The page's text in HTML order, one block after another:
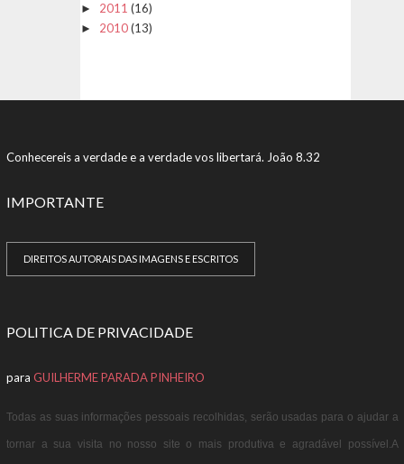
► 2011 (16)
► 2010(13)
Conhecereis a verdade e a verdade vos libertará. João 8.32
IMPORTANTE
DIREITOS AUTORAIS DAS IMAGENS E ESCRITOS
POLITICA DE PRIVACIDADE
para GUILHERME PARADA PINHEIRO
Todas as suas informações pessoais recolhidas, serão usadas para o ajudar a
tornar a sua visita no nosso site o mais produtiva e agradável possível.A